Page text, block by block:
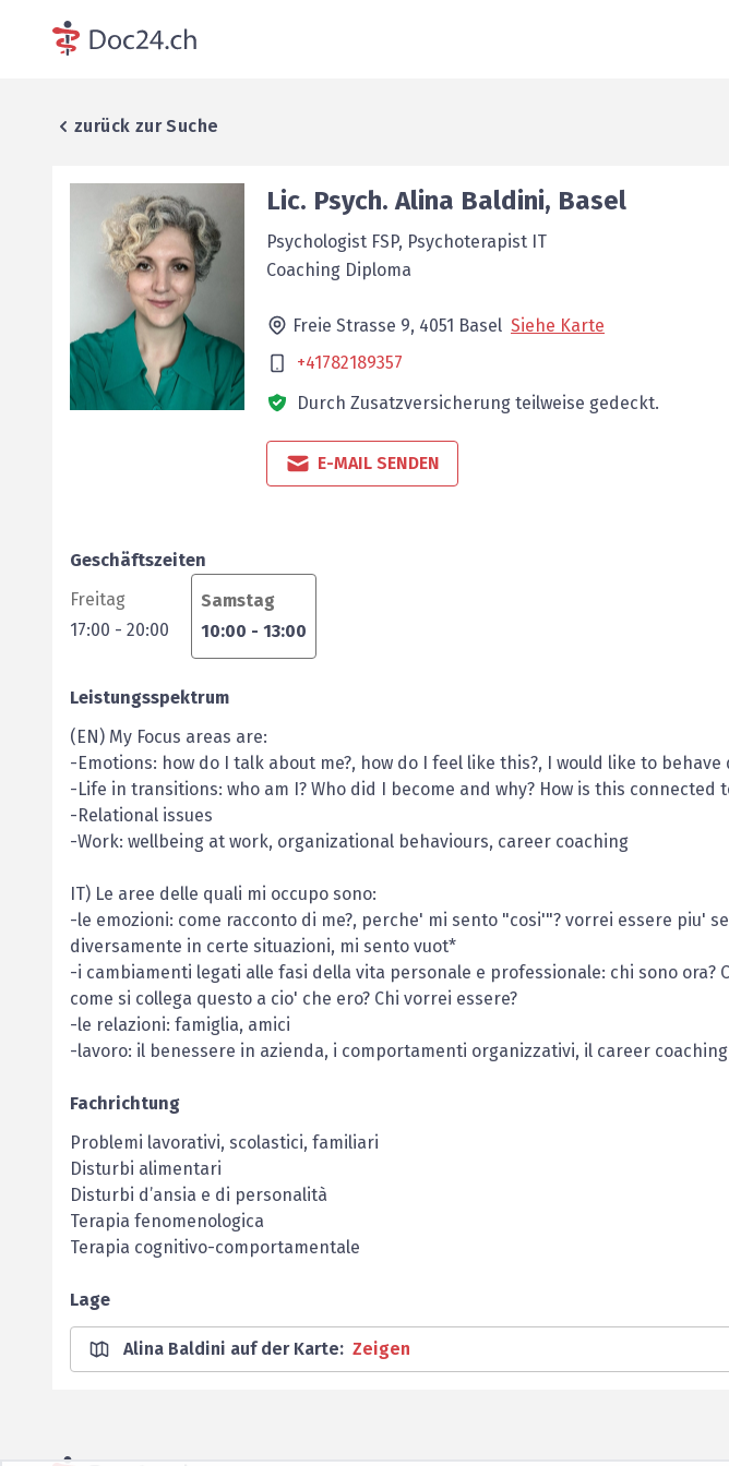
zurück zur Suche
Lic. Psych. Alina Baldini, Basel
Psychologist FSP, Psychoterapist IT
Coaching Diploma
Freie Strasse 9, 4051 Basel Siehe Karte
+41782189357
Durch Zusatzversicherung teilweise gedeckt.
E-MAIL SENDEN
Geschäftszeiten
Freitag
17:00 - 20:00
Samstag
10:00 - 13:00
Leistungsspektrum
(EN) My Focus areas are:
-Emotions: how do I talk about me?, how do I feel like this?, I would like to
-Life in transitions: who am I? Who did I become and why? How is this connected
-Relational issues
-Work: wellbeing at work, organizational behaviours, career coaching
IT) Le aree delle quali mi occupo sono:
-le emozioni: come racconto di me?, perche' mi sento "cosi'"? vorrei essere piu'
diversamente in certe situazioni, mi sento vuot*
-i cambiamenti legati alle fasi della vita personale e professionale: chi sono ora?
come si collega questo a cio' che ero? Chi vorrei essere?
-le relazioni: famiglia, amici
-lavoro: il benessere in azienda, i comportamenti organizzativi, il career coaching
Fachrichtung
Problemi lavorativi, scolastici, familiari
Disturbi alimentari
Disturbi d’ansia e di personalità
Terapia fenomenologica
Terapia cognitivo-comportamentale
Lage
Alina Baldini auf der Karte: Zeigen